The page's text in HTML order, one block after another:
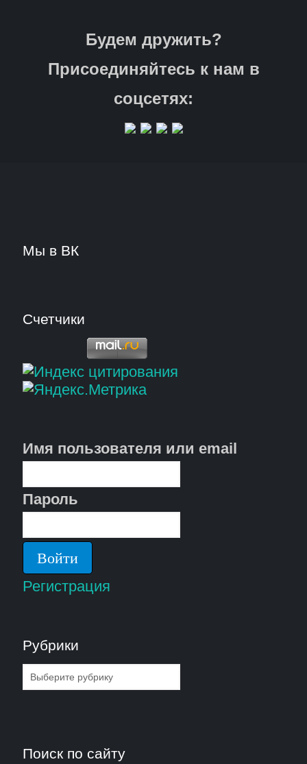
Будем дружить?
Присоединяйтесь к нам в
соцсетях:
Мы в ВК
Счетчики
Имя пользователя или email
Пароль
Регистрация
Рубрики
Рубрики
Поиск по сайту